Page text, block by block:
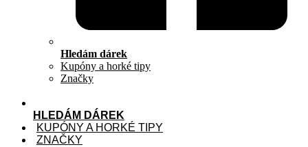
Hledám dárek
Kupóny a horké tipy
Značky
HLEDÁM DÁREK
KUPÓNY A HORKÉ TIPY
ZNAČKY